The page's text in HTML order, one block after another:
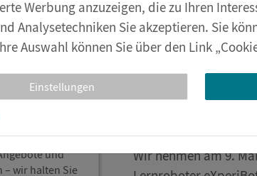
Werbung anzuzeigen, die zu Ihren
Analysetechniken Sie akzeptieren. Sie
Auswahl können Sie über den Link
Einstellungen
und
wir halten Sie
Tagung
24.02.2023
Wir nehmen am 9.